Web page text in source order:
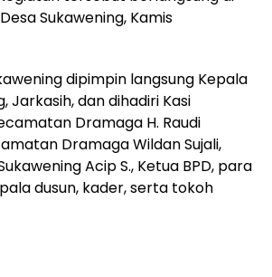
Sukawening, Kamis
dipimpin langsung Kepala
Jarkasih, dan dihadiri Kasi
Dramaga H. Raudi
Dramaga Wildan Sujali,
Acip S., Ketua BPD, para
dusun, kader, serta tokoh